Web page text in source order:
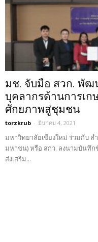
มช. จับมือ สวก. พัฒ
บุคลากรด้านการเ
ศักยภาพสู่ชุมชน
torzkrub - มีนาคม 4, 2021
มหาวิทยาลัยเชียงใหม่ ร่วมกับ
มหาชน) หรือ สกว. ลงนามบันทึก
ส่งเสริม...